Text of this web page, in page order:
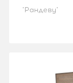
"Рандеву"